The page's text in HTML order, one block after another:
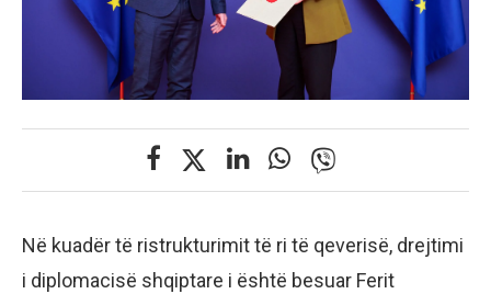
Në kuadër të ristrukturimit të ri të qeverisë, drejtimi
i diplomacisë shqiptare i është besuar Ferit